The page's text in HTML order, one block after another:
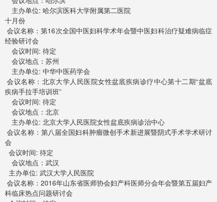
主办单位: 哈尔滨医科大学附属第二医院
十月份
会议名称：第16次全国中医妇科学术年会暨中医妇科治疗疑难病临症
经验研讨会
会议时间: 待定
会议地点：苏州
主办单位: 中华中医药学会
会议名称：北京大学人民医院女性盆底疾病诊疗中心第十二期“盆底
疾病手拉手培训班”
会议时间: 待定
会议地点：北京
主办单位: 北京大学人民医院女性盆底疾病诊治中心
会议名称：第八届全国妇科肿瘤微创手术新进展暨阴式手术学术研讨
会
会议时间: 待定
会议地点：武汉
主办单位: 武汉大学人民医院
会议名称：2016年山东省医师协会妇产科医师分会年会暨第五届妇产
科临床热点问题研讨会